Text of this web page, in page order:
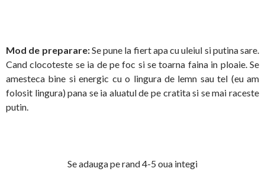
Mod de preparare:Se pune la fiert apa cu uleiul si putina sare.
Cand clocoteste se ia de pe foc si se toarna faina in ploaie. Se
amesteca bine si energic cu o lingura de lemn sau tel (eu am
folosit lingura) pana se ia aluatul de pe cratita si se mai raceste
putin.
Se adauga pe rand 4-5 oua integi